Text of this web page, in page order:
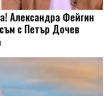
Александра Фейгин
с Петър Дочев